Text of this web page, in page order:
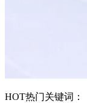
HOT热门关键词：